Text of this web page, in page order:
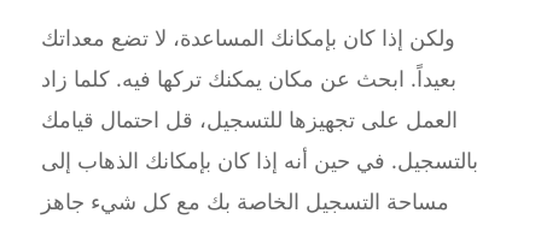
ولكن إذا كان بإمكانك المساعدة، لا تضع معداتك
بعيداً. ابحث عن مكان يمكنك تركها فيه. كلما زاد
العمل على تجهيزها للتسجيل، قل احتمال قيامك
بالتسجيل. في حين أنه إذا كان بإمكانك الذهاب إلى
مساحة التسجيل الخاصة بك مع كل شيء جاهز